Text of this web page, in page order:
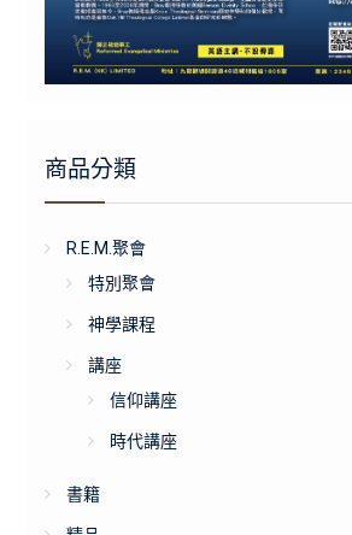
商品分類
R.E.M.聚會
特別聚會
神學課程
講座
信仰講座
時代講座
書籍